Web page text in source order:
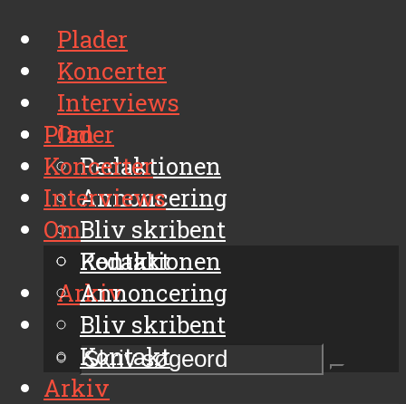
Plader
Koncerter
Interviews
Om
Redaktionen
Annoncering
Bliv skribent
Kontakt
Arkiv
Plader
Koncerter
Interviews
Om
Redaktionen
Annoncering
Bliv skribent
Kontakt
Arkiv